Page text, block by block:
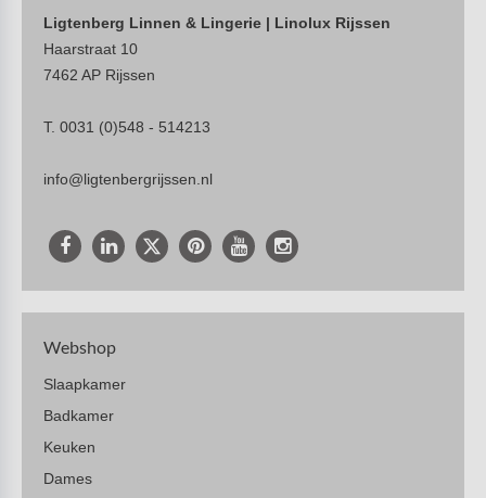
Ligtenberg Linnen & Lingerie | Linolux Rijssen
Haarstraat 10
7462 AP Rijssen
T. 0031 (0)548 - 514213
info@ligtenbergrijssen.nl
Webshop
Slaapkamer
Badkamer
Keuken
Dames